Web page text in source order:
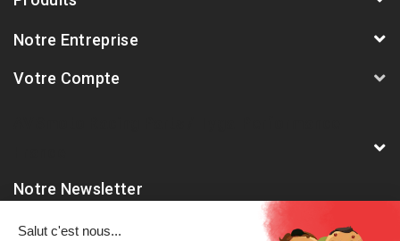
Notre Entreprise
Votre Compte
Notre Newsletter
Abonnez-vous à notre dernière newsletter pour être informé